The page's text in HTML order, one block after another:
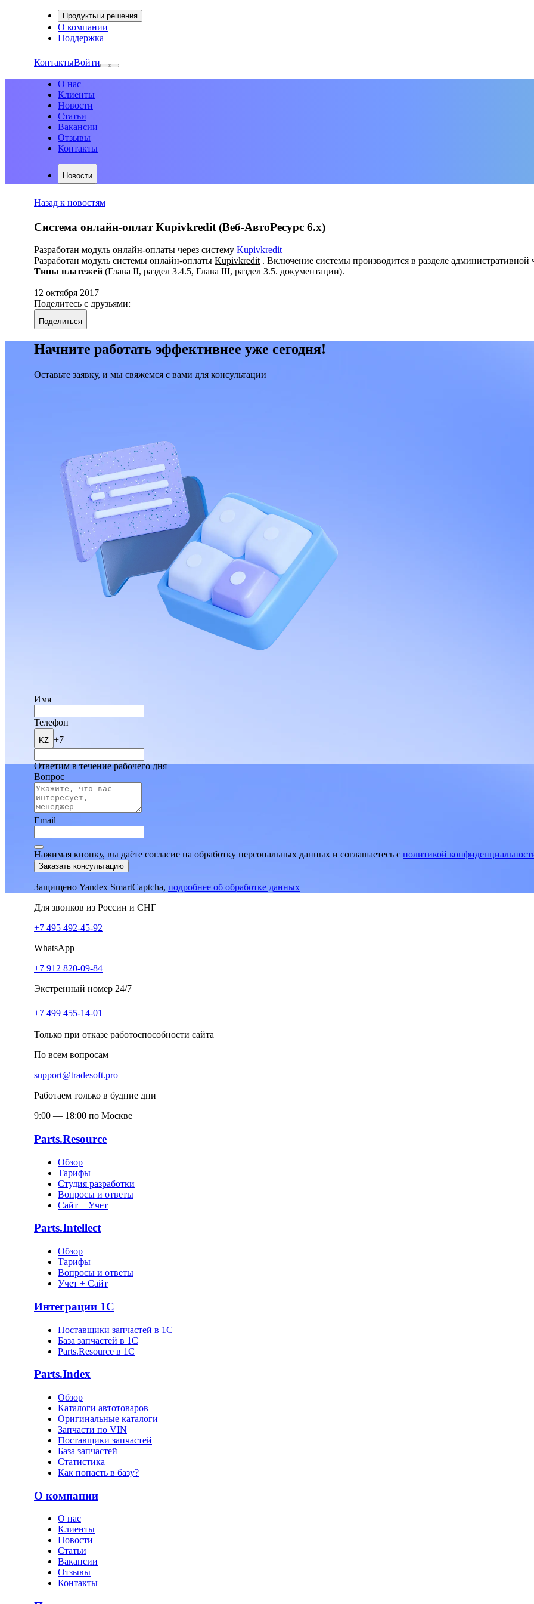
Продукты и решения
О компании
Поддержка
КонтактыВойти
О нас
Клиенты
Новости
Статьи
Вакансии
Отзывы
Контакты
Новости
Назад к новостям
Система онлайн-оплат Kupivkredit (Веб-АвтоРесурс 6.х)
Разработан модуль онлайн-оплаты через систему Kupivkredit
Разработан модуль системы онлайн-оплаты Kupivkredit. Включение системы производится в разделе административной
Типы платежей (Глава II, раздел 3.4.5, Глава III, раздел 3.5. документации).
12 октября 2017
Поделитесь с друзьями:
Поделиться
Начните работать эффективнее уже сегодня!
Оставьте заявку, и мы свяжемся с вами для консультации
Имя
Телефон
KZ +7
Ответим в течение рабочего дня
Вопрос
Email
Нажимая кнопку, вы даёте согласие на обработку персональных данных и соглашаетесь c политикой
Заказать консультацию
Защищено Yandex SmartCaptcha, подробнее об обработке данных
Для звонков из России и СНГ
+7 495 492-45-92
WhatsApp
+7 912 820-09-84
Экстренный номер 24/7
+7 499 455-14-01
Только при отказе работоспособности сайта
По всем вопросам
support@tradesoft.pro
Работаем только в будние дни
9:00 — 18:00 по Москве
Parts.Resource
Обзор
Тарифы
Студия разработки
Вопросы и ответы
Сайт + Учет
Parts.Intellect
Обзор
Тарифы
Вопросы и ответы
Учет + Сайт
Интеграции 1С
Поставщики запчастей в 1C
База запчастей в 1С
Parts.Resource в 1C
Parts.Index
Обзор
Каталоги автотоваров
Оригинальные каталоги
Запчасти по VIN
Поставщики запчастей
База запчастей
Статистика
Как попасть в базу?
О компании
О нас
Клиенты
Новости
Статьи
Вакансии
Отзывы
Контакты